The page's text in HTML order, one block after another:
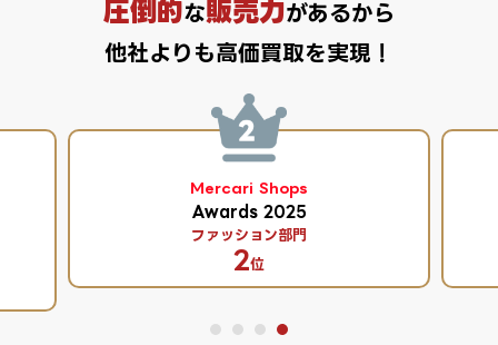
圧倒的な販売力があるから
他社よりも高価買取を実現！
Mercari Shops
Awards 2025
ファッション部門
2位